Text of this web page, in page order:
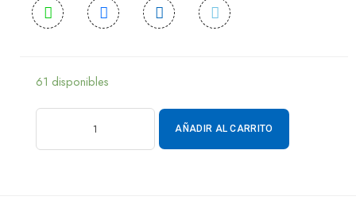
61 disponibles
AÑADIR AL CARRITO